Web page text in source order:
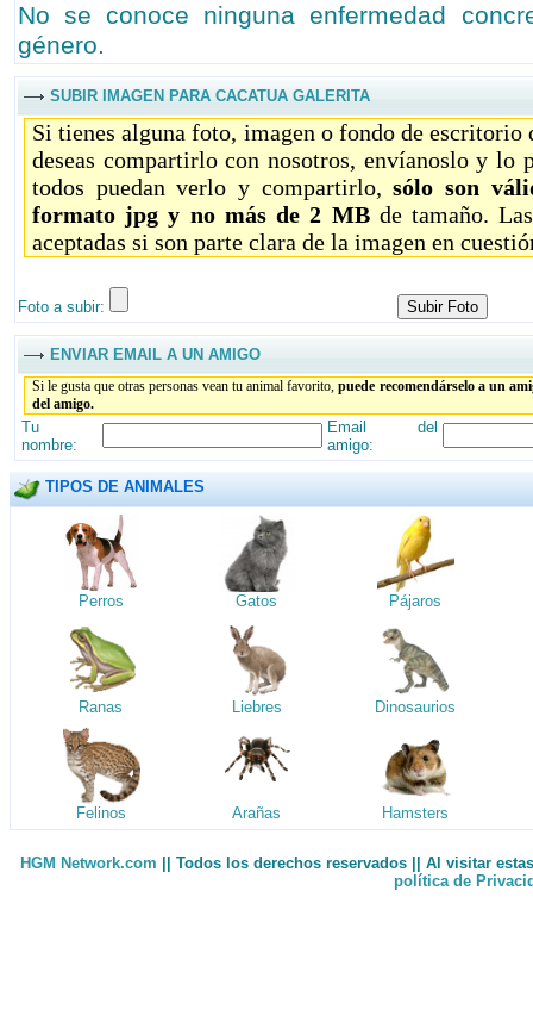
No se conoce ninguna enfermedad
género.
SUBIR IMAGEN PARA CACATUA GALERITA
Si tienes alguna foto, imagen o fondo de escritorio
deseas compartirlo con nosotros, envíanoslo y lo
todos puedan verlo y compartirlo,sólo son
formato jpg y no más de 2 MBde tamaño.
aceptadas si son parte clara de la imagen en
Foto a subir:
ENVIAR EMAIL A UN AMIGO
Si le gusta que otras personas vean tu animal favorito,puede recomendárselo a un
del amigo.
Tu
nombre:
Email del
amigo:
TIPOS DE ANIMALES
Perros Gatos Pájaros
Ranas Liebres Dinosaurios
Felinos Arañas Hamsters
HGM Network.com || Todos los derechos reservados || Al visitar
política de